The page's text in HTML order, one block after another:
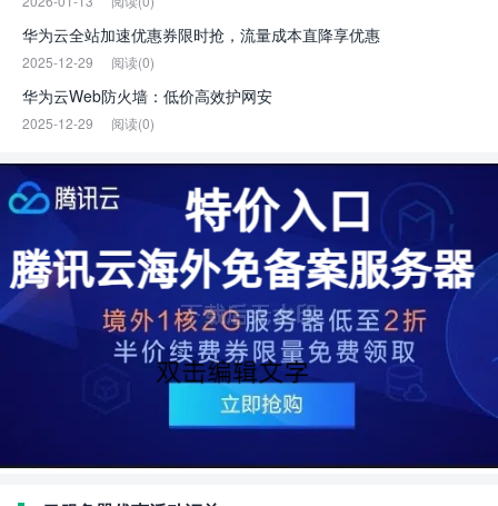
华为云全站加速优惠券限时抢，流量成本直降享优惠
2025-12-29 阅读(0)
华为云Web防火墙：低价高效护网安
2025-12-29 阅读(0)